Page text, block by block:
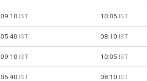
09:10 IST 10:05 IST
05:40 IST 08:10 IST
09:10 IST 10:05 IST
05:40 IST 08:10 IST